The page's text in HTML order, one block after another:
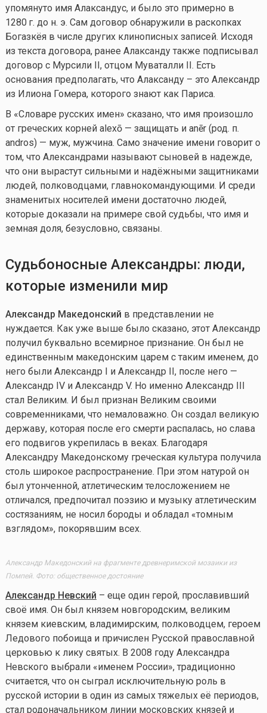
упомянуто имя Алаксандус, и было это примерно в
1280 г. до н. э. Сам договор обнаружили в раскопках
Богазкёя в числе других клинописных записей. Исходя
из текста договора, ранее Алаксанду также подписывал
договор с Мурсили II, отцом Муваталли II. Есть
основания предполагать, что Алаксанду – это Александр
из Илиона Гомера, которого знают как Париса.
В «Словаре русских имен» сказано, что имя произошло
от греческих корней alexō — защищать и anēr (род. п.
andros) — муж, мужчина. Само значение имени говорит о
том, что Александрами называют сыновей в надежде,
что они вырастут сильными и надёжными защитниками
людей, полководцами, главнокомандующими. И среди
знаменитых носителей имени достаточно людей,
которые доказали на примере свой судьбы, что имя и
земная доля, безусловно, связаны.
Судьбоносные Александры: люди,
которые изменили мир
Александр Македонский в представлении не
нуждается. Как уже выше было сказано, этот Александр
получил буквально всемирное признание. Он был не
единственным македонским царем с таким именем, до
него были Александр I и Александр II, после него —
Александр IV и Александр V. Но именно Александр III
стал Великим. И был признан Великим своими
современниками, что немаловажно. Он создал великую
державу, которая после его смерти распалась, но слава
его подвигов укрепилась в веках. Благодаря
Александру Македонскому греческая культура получила
столь широкое распространение. При этом натурой он
был утонченной, атлетическим телосложением не
отличался, предпочитал поэзию и музыку атлетическим
состязаниям, не носил бороды и обладал «томным
взглядом», покорявшим всех.
Александр Македонский на фрагменте древнеримской мозаики из
Помпей. Фото: общественное достояние
Александр Невский – еще один герой, прославивший
своё имя. Он был князем новгородским, великим
князем киевским, владимирским, полководцем, героем
Ледового побоища и причислен Русской православной
церковью к лику святых. В 2008 году Александра
Невского выбрали «именем России», традиционно
считается, что он сыграл исключительную роль в
русской истории в один из самых тяжелых её периодов,
стал родоначальником линии московских князей и